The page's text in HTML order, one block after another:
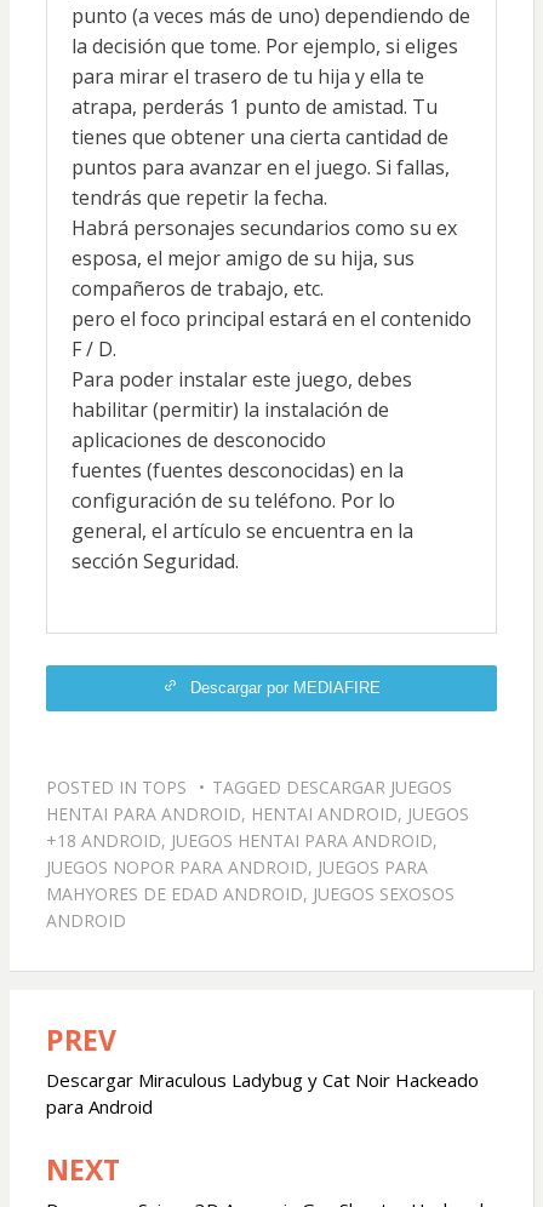
punto (a veces más de uno) dependiendo de
la decisión que tome. Por ejemplo, si eliges
para mirar el trasero de tu hija y ella te
atrapa, perderás 1 punto de amistad. Tu
tienes que obtener una cierta cantidad de
puntos para avanzar en el juego. Si fallas,
tendrás que repetir la fecha.
Habrá personajes secundarios como su ex
esposa, el mejor amigo de su hija, sus
compañeros de trabajo, etc.
pero el foco principal estará en el contenido
F / D.
Para poder instalar este juego, debes
habilitar (permitir) la instalación de
aplicaciones de desconocido
fuentes (fuentes desconocidas) en la
configuración de su teléfono. Por lo
general, el artículo se encuentra en la
sección Seguridad.
Descargar por MEDIAFIRE
POSTED IN TOPS TAGGED DESCARGAR JUEGOS
HENTAI PARA ANDROID, HENTAI ANDROID, JUEGOS
+18 ANDROID, JUEGOS HENTAI PARA ANDROID,
JUEGOS NOPOR PARA ANDROID, JUEGOS PARA
MAHYORES DE EDAD ANDROID, JUEGOS SEXOSOS
ANDROID
Navegación
de
entradas
PREV
Descargar Miraculous Ladybug y Cat Noir Hackeado
para Android
NEXT